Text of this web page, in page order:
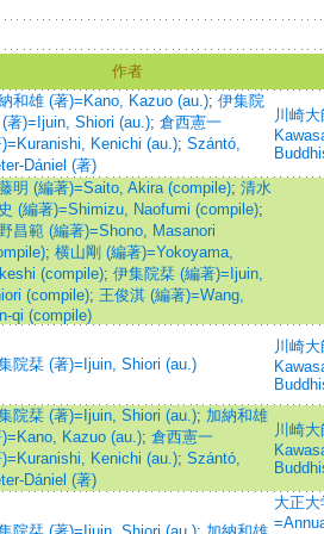
作者
和雄 (著)=Kano, Kazuo (au.); 伊集院
著)=Ijuin, Shiori (au.); 倉西憲一
Kenichi (au.); Szántó,
Dániel (著)
川崎
明 (編著)=Saito, Akira (compile); 清水
(編著)=Shimizu, Naofumi (compile);
昌範 (編著)=Shono, Masanori
; 横山剛 (編著)=Yokoyama,
(compile); 伊集院栞 (編著)=Ijuin,
(compile); 王俊淇 (編著)=Wang,
qi (compile)
院栞 (著)=Ijuin, Shiori (au.)
川崎
院栞 (著)=Ijuin, Shiori (au.); 加納和雄
Kazuo (au.); 倉西憲一
Kenichi (au.); Szántó,
Dániel (著)
川崎
大正